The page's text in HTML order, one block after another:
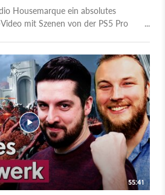
Housemarque ein absolutes
mit Szenen von der PS5 Pro
reicht auch allen Neulingen die
Story erleben wollen. Hinweis: Ein
die Band »Roxferry«, die uns
"Do It Again" im Video zu
Keine Spoiler! 02:56 - Story:
- Roguelite-Elemente 07:57 -
- Shooter-Gameplay in
Steuerung & Sound 15:03 - Leveln
- Waffen, Perks & Builds 19:30 -
Risiko & Belohnung 23:34 - Grafik &
Ein Meisterwerk
55:41